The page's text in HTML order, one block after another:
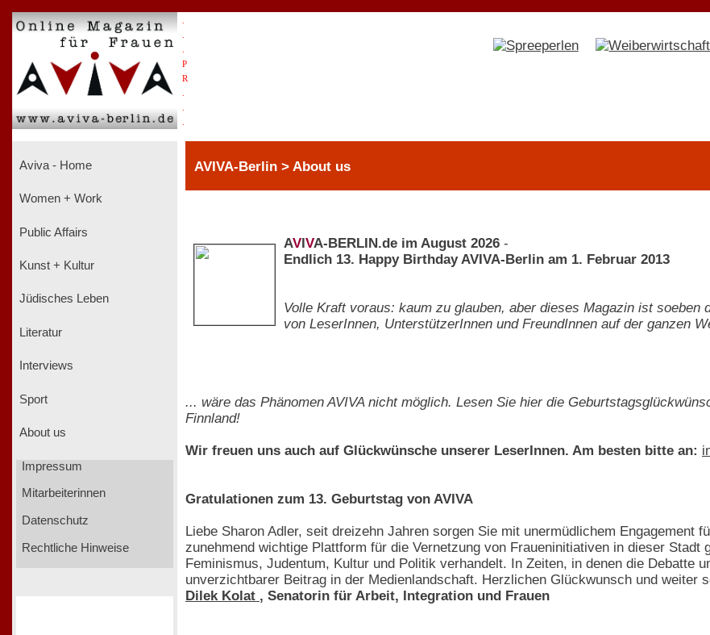
P
R
Aviva - Home
Women + Work
Public Affairs
Kunst + Kultur
Jüdisches Leben
Literatur
Interviews
Sport
About us
Impressum
Mitarbeiterinnen
Datenschutz
Rechtliche Hinweise
AVIVA-Berlin > About us
AV VA-BERLIN.de im August 2026 -
Endlich 13. Happy Birthday AVIVA-Berlin am 1. Februar 2013
Volle Kraft voraus: kaum zu glauben, aber dieses Magazin ist
von LeserInnen, UnterstützerInnen und FreundInnen auf der ganzen
... wäre das Phänomen AVIVA nicht möglich. Lesen Sie hier die
Finnland!
Wir freuen uns auch auf Glückwünsche unserer LeserInnen. Am besten bitte an:
Gratulationen zum 13. Geburtstag von AVIVA
Liebe Sharon Adler, seit dreizehn Jahren sorgen Sie mit unermüdlichem Engagement
zunehmend wichtige Plattform für die Vernetzung von Fraueninitiativen in dieser Stadt
Feminismus, Judentum, Kultur und Politik verhandelt. In Zeiten, in denen die Debatte
unverzichtbarer Beitrag in der Medienlandschaft. Herzlichen Glückwunsch und weiter
Dilek Kolat , Senatorin für Arbeit, Integration und Frauen